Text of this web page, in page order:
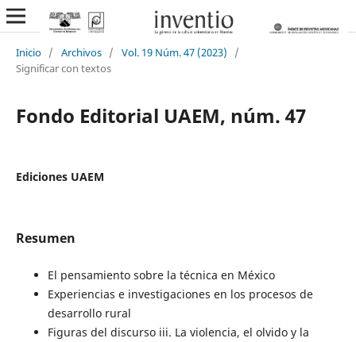
Inicio / Archivos / Vol. 19 Núm. 47 (2023)
/
Significar con textos
Fondo Editorial UAEM, núm. 47
Ediciones UAEM
Resumen
El pensamiento sobre la técnica en México
Experiencias e investigaciones en los procesos de
desarrollo rural
Figuras del discurso iii. La violencia, el olvido y la